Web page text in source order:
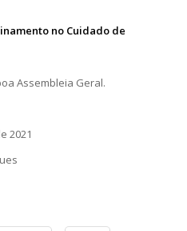
no Cuidado de
Assembleia Geral.
2021